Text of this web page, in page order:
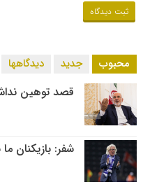
محبوب جدید دیدگاهها
قصد توهین
شفر: بازیکنان